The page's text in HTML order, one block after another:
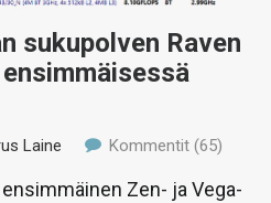
sukupolven Raven
Laine Kommentit (65)
Zen- ja Vega-